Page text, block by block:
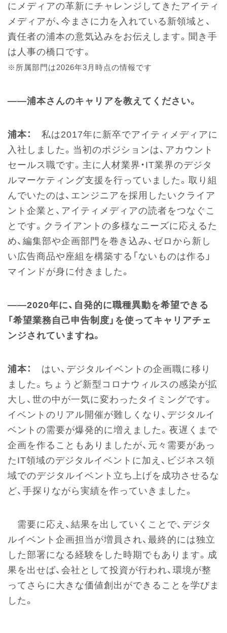
にメディアの革新にチャレンジしてきたアイティ
メディアが、今まさに力を入れている新領域と、
責任者の浦本の意気込みをお伝えします。聞き手
は人事の橋口です。
※所属部門は2026年3月時点の情報です
――浦本さんのキャリアを教えてください。
浦本：
私は2017年に新卒でアイティメディアに
入社しました。当初のポジションは、アカウント
セールス職です。主に人材業界・IT業界のデジタ
ルマーケティング支援を行っていました。取り組
んでいたのは、エンジニアを採用したいクライア
ント企業と、アイティメディアの読者をつなぐこ
とです。クライアントの多様なニーズに応えるた
め、編集部や企画部門を巻き込み、ゼロから新し
い広告商品や座組を構築する「ないものは作る」
マインドが身に付きました。
――2020年に、自発的に職種異動を希望できる
「希望業務自己申告制度」を使ってキャリアチェ
ンジされていますね。
浦本：
はい、デジタルイベントの企画職に移り
ました。ちょうど新型コロナウィルスの感染が拡
大し、世の中が一気に変わったタイミングです。
イベントのリアル開催が難しくなり、デジタルイ
ベントの需要が爆発的に増えました。夜遅くまで
企画を作ることもありましたが、元々需要があっ
たIT領域のデジタルイベントに加え、ビジネス領
域でのデジタルイベント立ち上げを成功させるな
ど、手探りながら実績を作っていきました。
需要に応え、結果を出していくことで、デジタ
ルイベント企画担当が増員され、最終的には独立
した部署になる経験をした時期でもあります。成
果を出せば、会社として投資が行われ、環境が整
ってさらに大きな価値創出ができることを学びま
した。